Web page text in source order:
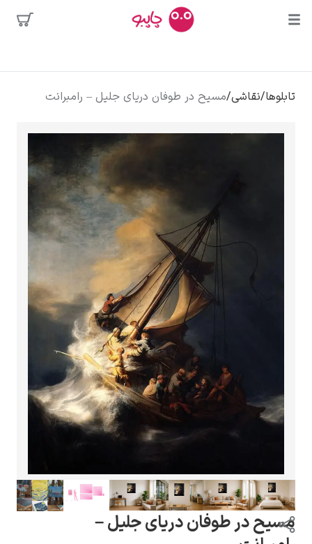
جستجوها
پیکاسو
محبوب‌ترین
هنرمندان
ونسان ون گوگ
گوستاو کلیمت
ادوارد مونک
تابلوها/نقاشی/مسیح در طوفان دریای جلیل – رامبرانت
مسیح در طوفان دریای جلیل –